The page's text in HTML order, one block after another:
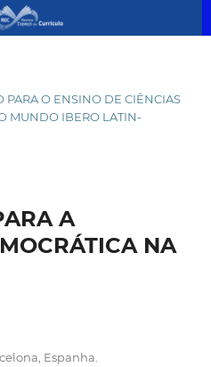
PARA O ENSINO DE CIÊNCIAS
MUNDO IBERO LATIN-
A
NA
Espanha.